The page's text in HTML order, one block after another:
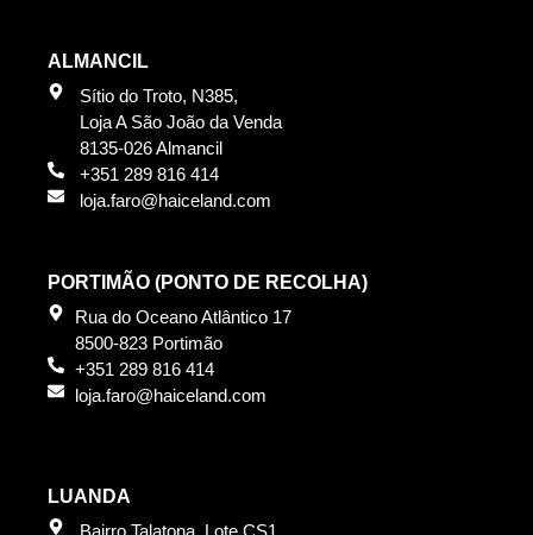
ALMANCIL
Sítio do Troto, N385,
Loja A São João da Venda
8135-026 Almancil
+351 289 816 414
loja.faro@haiceland.com
PORTIMÃO (PONTO DE RECOLHA)
Rua do Oceano Atlântico 17
8500-823 Portimão
+351 289 816 414
loja.faro@haiceland.com
LUANDA
Bairro Talatona, Lote CS1